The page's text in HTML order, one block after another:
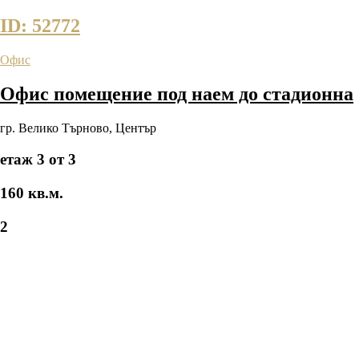
ID: 52772
Офис
Офис помещение под наем до стадионна
гр. Велико Търново, Център
етаж 3 от 3
160 кв.м.
2